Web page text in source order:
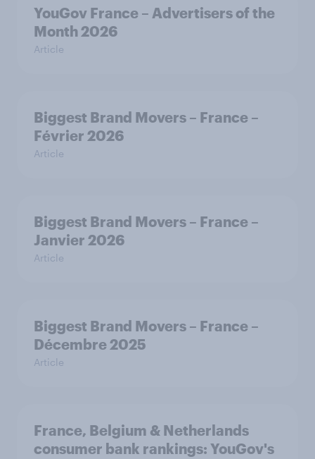
YouGov France – Advertisers of the
Month 2026
Article
Biggest Brand Movers – France –
Février 2026
Article
Biggest Brand Movers – France –
Janvier 2026
Article
Biggest Brand Movers – France –
Décembre 2025
Article
France, Belgium & Netherlands
consumer bank rankings: YouGov's